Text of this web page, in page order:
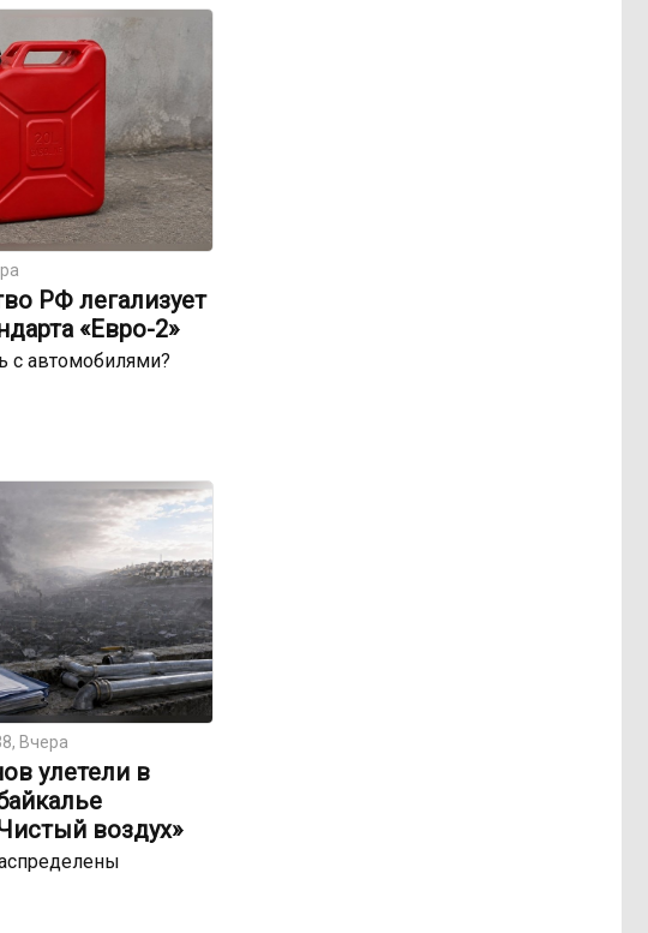
РФ легализует
«Евро-2»
с автомобилями?
Вчера
улетели в
воздух»